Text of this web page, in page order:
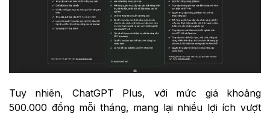
Tuy nhiên, ChatGPT Plus, với mức giá khoảng
500.000 đồng mỗi tháng, mang lại nhiều lợi ích vượt